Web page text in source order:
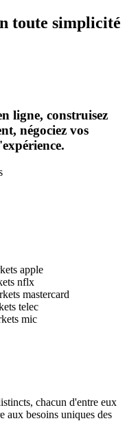
toute simplicité
ligne, construisez
négociez vos
chacun d'entre eux
aux besoins uniques des